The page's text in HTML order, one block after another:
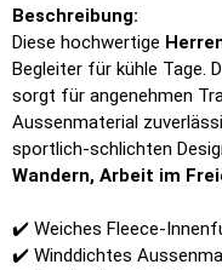
Beschreibung:
Diese hochwertige
Begleiter für kühle Tage.
sorgt für angenehmen
Aussenmaterial
sportlich-schlichten
Wandern, Arbeit im
✔️ Weiches Fleece-
✔️ Winddichtes